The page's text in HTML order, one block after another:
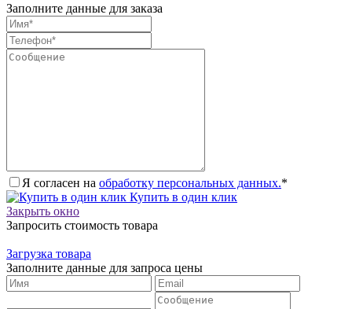
Заполните данные для заказа
Я согласен на обработку персональных данных.*
Купить в один клик
Закрыть окно
Запросить стоимость товара
Загрузка товара
Заполните данные для запроса цены